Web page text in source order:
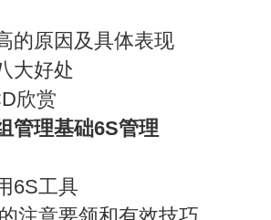
的原因及具体表现
大好处
欣赏
管理基础6S管理
6S工具